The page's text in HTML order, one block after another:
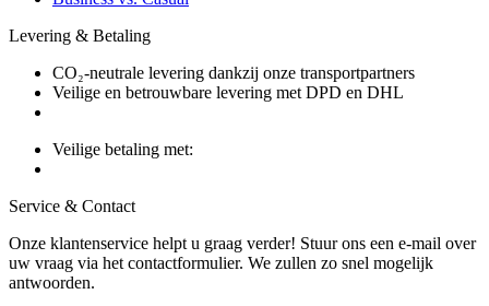
Levering & Betaling
CO₂-neutrale levering dankzij onze transportpartners
Veilige en betrouwbare levering met DPD en DHL
Veilige betaling met:
Service & Contact
Onze klantenservice helpt u graag verder! Stuur ons een e-mail over
uw vraag via het contactformulier. We zullen zo snel mogelijk
antwoorden.